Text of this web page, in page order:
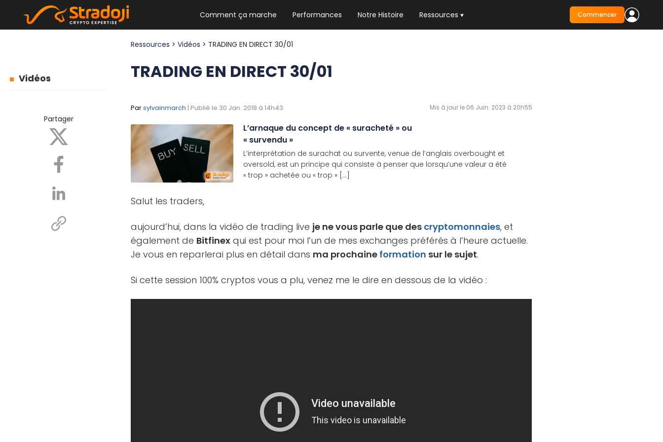
Comment ça marche Performances Notre Histoire Ressources
NEWSLETTER HEBDO
Les news crypto dont vous avez besoin
Commencer
Vidéos
Partager
Ressources >Vidéos > TRADING EN DIRECT 30/01
TRADING EN DIRECT 30/01
Parsylvainmarch | Publié le 30 Jan. 2018 à 14h43 Mis à jour le 06 Juin. 2023 à 20h55
L’arnaque du concept de « suracheté » ou
« survendu »
L’interprétation de surachat ou survente, venue de l’anglais overbought et
oversold, est un principe qui consiste à penser que lorsqu’une valeur a été
« trop » achetée ou « trop » [...]
Salut les traders,
aujourd’hui, dans la vidéo de trading live je ne vous parle que des cryptomonnaies, et
également de Bitfinex qui est pour moi l’un de mes exchanges préférés à l’heure actuelle.
Je vous en reparlerai plus en détail dans ma prochaine formation sur le sujet.
Si cette session 100% cryptos vous a plu, venez me le dire en dessous de la vidéo :